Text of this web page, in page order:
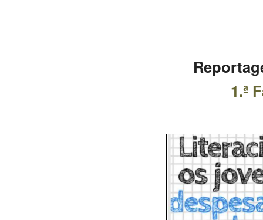
1.ª